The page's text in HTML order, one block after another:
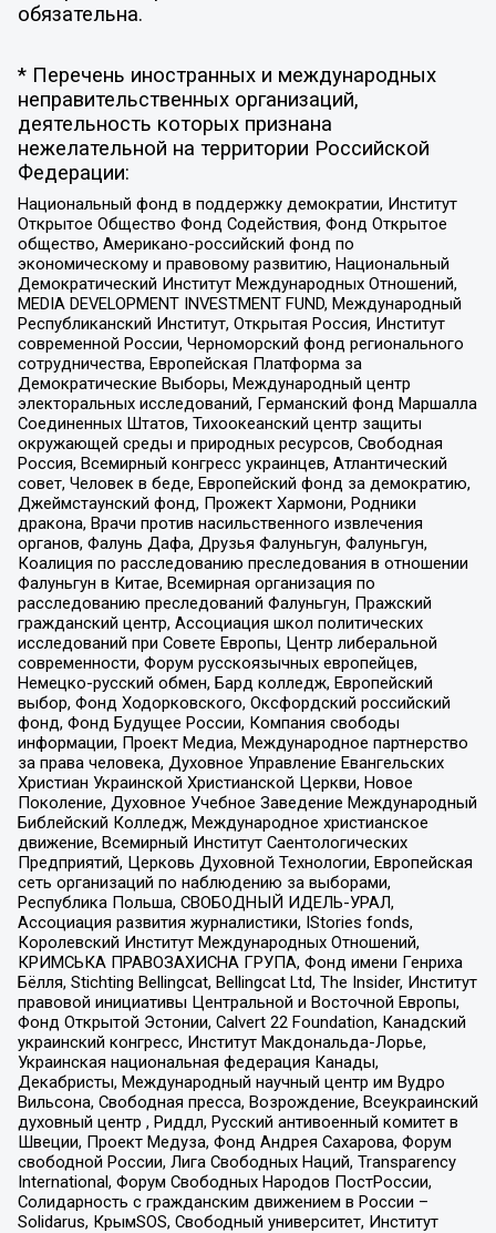
обязательна.
* Перечень иностранных и международных
неправительственных организаций,
деятельность которых признана
нежелательной на территории Российской
Федерации:
Национальный фонд в поддержку демократии, Институт
Открытое Общество Фонд Содействия, Фонд Открытое
общество, Американо-российский фонд по
экономическому и правовому развитию, Национальный
Демократический Институт Международных Отношений,
MEDIA DEVELOPMENT INVESTMENT FUND, Международный
Республиканский Институт, Открытая Россия, Институт
современной России, Черноморский фонд регионального
сотрудничества, Европейская Платформа за
Демократические Выборы, Международный центр
электоральных исследований, Германский фонд Маршалла
Соединенных Штатов, Тихоокеанский центр защиты
окружающей среды и природных ресурсов, Свободная
Россия, Всемирный конгресс украинцев, Атлантический
совет, Человек в беде, Европейский фонд за демократию,
Джеймстаунский фонд, Прожект Хармони, Родники
дракона, Врачи против насильственного извлечения
органов, Фалунь Дафа, Друзья Фалуньгун, Фалуньгун,
Коалиция по расследованию преследования в отношении
Фалуньгун в Китае, Всемирная организация по
расследованию преследований Фалуньгун, Пражский
гражданский центр, Ассоциация школ политических
исследований при Совете Европы, Центр либеральной
современности, Форум русскоязычных европейцев,
Немецко-русский обмен, Бард колледж, Европейский
выбор, Фонд Ходорковского, Оксфордский российский
фонд, Фонд Будущее России, Компания свободы
информации, Проект Медиа, Международное партнерство
за права человека, Духовное Управление Евангельских
Христиан Украинской Христианской Церкви, Новое
Поколение, Духовное Учебное Заведение Международный
Библейский Колледж, Международное христианское
движение, Всемирный Институт Саентологических
Предприятий, Церковь Духовной Технологии, Европейская
сеть организаций по наблюдению за выборами,
Республика Польша, СВОБОДНЫЙ ИДЕЛЬ-УРАЛ,
Ассоциация развития журналистики, IStories fonds,
Королевский Институт Международных Отношений,
КРИМСЬКА ПРАВОЗАХИСНА ГРУПА, Фонд имени Генриха
Бёлля, Stichting Bellingcat, Bellingcat Ltd, The Insider, Институт
правовой инициативы Центральной и Восточной Европы,
Фонд Открытой Эстонии, Calvert 22 Foundation, Канадский
украинский конгресс, Институт Макдональда-Лорье,
Украинская национальная федерация Канады,
Декабристы, Международный научный центр им Вудро
Вильсона, Свободная пресса, Возрождение, Всеукраинский
духовный центр , Риддл, Русский антивоенный комитет в
Швеции, Проект Медуза, Фонд Андрея Сахарова, Форум
свободной России, Лига Свободных Наций, Transparеncy
International, Форум Свободных Народов ПостРоссии,
Солидарность с гражданским движением в России –
Solidarus, КрымSOS, Свободный университет, Институт